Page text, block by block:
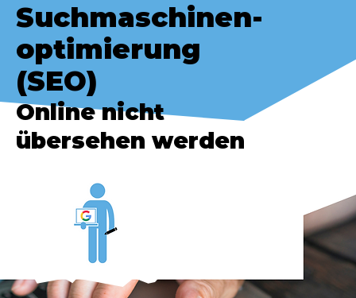
Suchmaschinen-
optimierung
(SEO)
Online nicht
übersehen werden